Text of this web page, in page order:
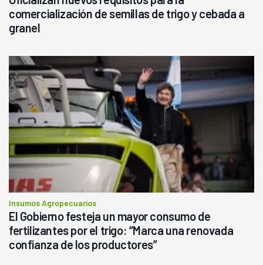
comercialización de semillas de trigo y cebada a
granel
Insumos Agropecuarios
El Gobierno festeja un mayor consumo de
fertilizantes por el trigo: “Marca una renovada
confianza de los productores”